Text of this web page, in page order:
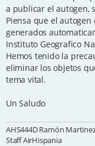
a publicar el autogen,
Piensa que el
generados
Instituto Geografico
Hemos tenido la
eliminar los objetos
tema vital.
Un Saludo
AHS444D Ramón
Staff AirHispania